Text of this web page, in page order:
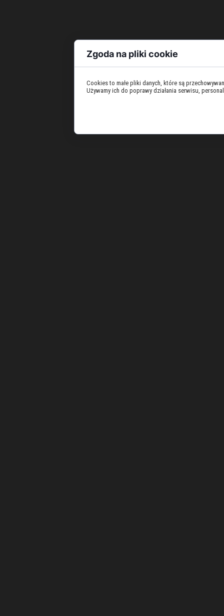
Zgoda na pliki cookie
Cookies to małe pliki danych, które są
Używamy ich do poprawy działania serwisu,